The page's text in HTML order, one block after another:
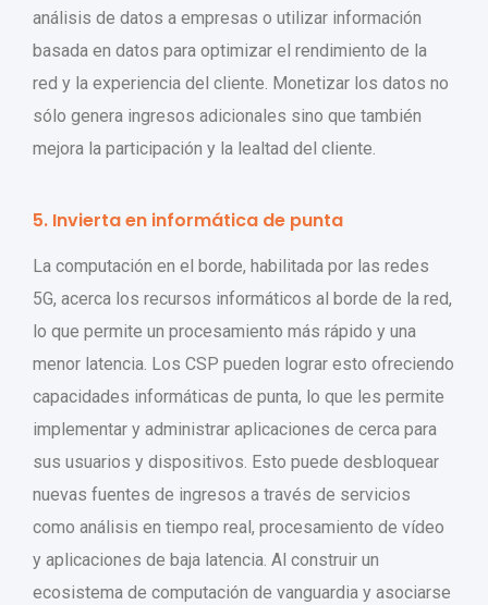
análisis de datos a empresas o utilizar información
basada en datos para optimizar el rendimiento de la
red y la experiencia del cliente. Monetizar los datos no
sólo genera ingresos adicionales sino que también
mejora la participación y la lealtad del cliente.
5. Invierta en informática de punta
La computación en el borde, habilitada por las redes
5G, acerca los recursos informáticos al borde de la red,
lo que permite un procesamiento más rápido y una
menor latencia. Los CSP pueden lograr esto ofreciendo
capacidades informáticas de punta, lo que les permite
implementar y administrar aplicaciones de cerca para
sus usuarios y dispositivos. Esto puede desbloquear
nuevas fuentes de ingresos a través de servicios
como análisis en tiempo real, procesamiento de vídeo
y aplicaciones de baja latencia. Al construir un
ecosistema de computación de vanguardia y asociarse